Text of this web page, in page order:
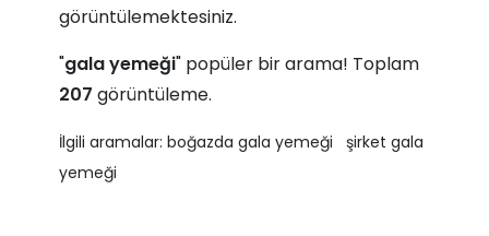
görüntülemektesiniz.
"gala yemeği" popüler bir arama! Toplam
207 görüntüleme.
İlgili aramalar: boğazda gala yemeği
şirket gala
yemeği